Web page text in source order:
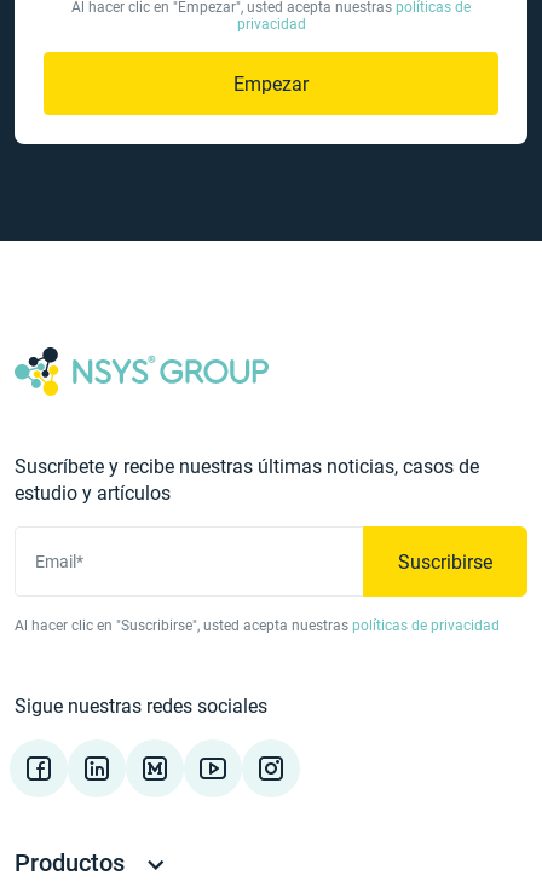
Al hacer clic en "Empezar", usted acepta nuestras políticas de
privacidad
Empezar
Suscríbete y recibe nuestras últimas noticias, casos de
estudio y artículos
Email* Suscribirse
Al hacer clic en "Suscribirse", usted acepta nuestras políticas de privacidad
Sigue nuestras redes sociales
Productos